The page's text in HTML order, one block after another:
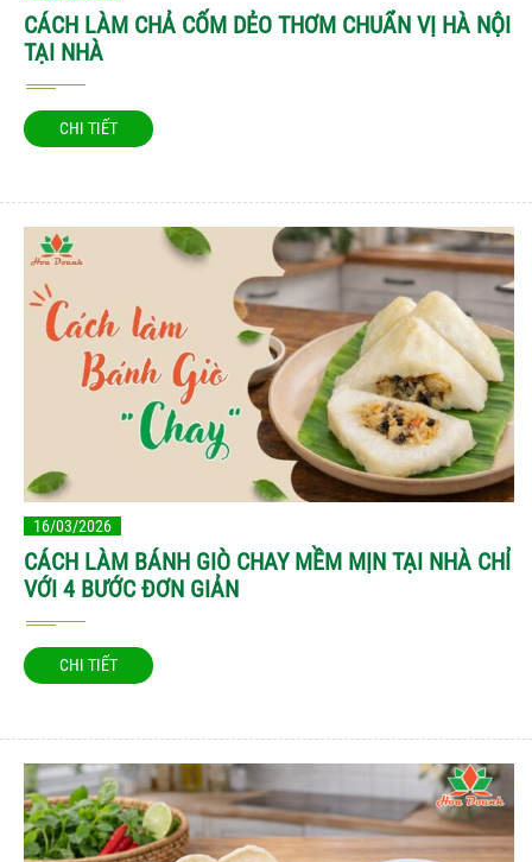
CÁCH LÀM CHẢ CỐM DẺO THƠM CHUẨN VỊ HÀ NỘI
TẠI NHÀ
CHI TIẾT
16/03/2026
CÁCH LÀM BÁNH GIÒ CHAY MỀM MỊN TẠI NHÀ CHỈ
VỚI 4 BƯỚC ĐƠN GIẢN
CHI TIẾT